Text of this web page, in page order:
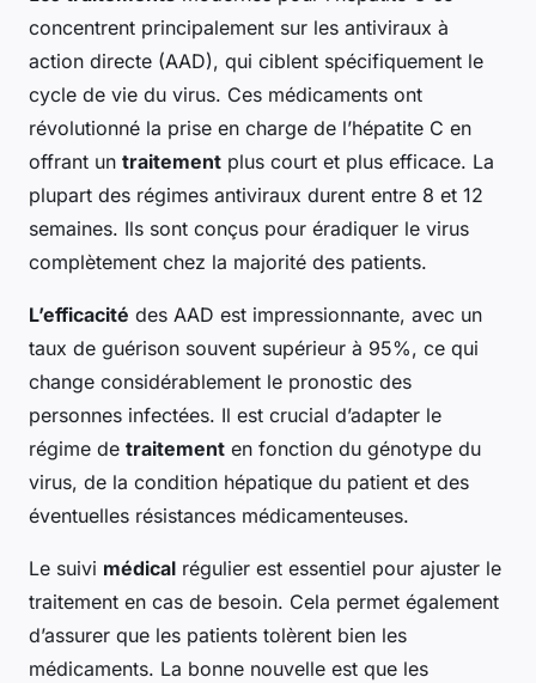
concentrent principalement sur les antiviraux à
action directe (AAD), qui ciblent spécifiquement le
cycle de vie du virus. Ces médicaments ont
révolutionné la prise en charge de l’hépatite C en
offrant un traitement plus court et plus efficace. La
plupart des régimes antiviraux durent entre 8 et 12
semaines. Ils sont conçus pour éradiquer le virus
complètement chez la majorité des patients.
L’efficacité des AAD est impressionnante, avec un
taux de guérison souvent supérieur à 95%, ce qui
change considérablement le pronostic des
personnes infectées. Il est crucial d’adapter le
régime de traitement en fonction du génotype du
virus, de la condition hépatique du patient et des
éventuelles résistances médicamenteuses.
Le suivi médical régulier est essentiel pour ajuster le
traitement en cas de besoin. Cela permet également
d’assurer que les patients tolèrent bien les
médicaments. La bonne nouvelle est que les